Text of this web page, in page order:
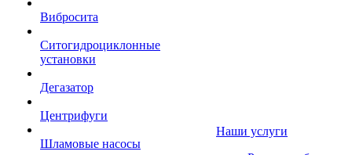
Вибросита
Ситогидроциклонные
установки
Дегазатор
Центрифуги
Шламовые насосы
Наши услуги